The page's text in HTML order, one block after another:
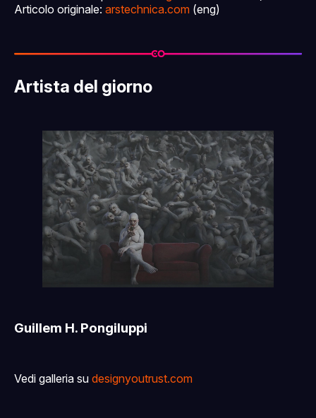
Articolo originale: arstechnica.com (eng)
Artista del giorno
Guillem H. Pongiluppi
Vedi galleria su designyoutrust.com